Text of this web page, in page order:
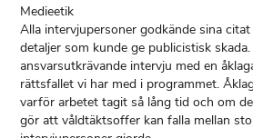
Medieetik
Alla intervjupersoner godkände sina
detaljer som kunde ge publicistisk
ansvarsutkrävande intervju med en
rättsfallet vi har med i programmet.
varför arbetet tagit så lång tid och om
gör att våldtäktsoffer kan falla mellan